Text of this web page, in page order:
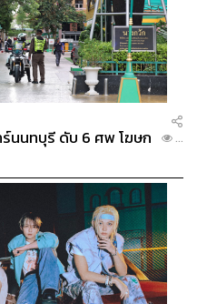
วะ บางคนเดินผ่านก็ขำ แต่
รปนี่ล่ะเฟี้ยวที่สุดแล้ว
ามันเจ๋งอย่างไร คือเวลา
มก็คิดว่าพวกเขากำลังทำ
นปล่อยเขาตลกไป เรามี
องเราพอแล้ว
กๆ แล้วด้วยนะครับ ตั้งแต่
เฮ้ย เขาก็เปิดร้านขายของ
าทุกอย่างที่ทำแล้วสนุกมัน
งกับทุกอย่าง ไม่เคยคิดจะ
จังกับมันมาตลอด
ร์นนทบุรี ดับ 6 ศพ โฆษก
...